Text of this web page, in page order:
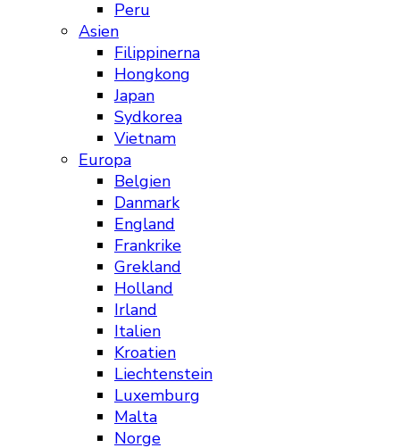
Peru
Asien
Filippinerna
Hongkong
Japan
Sydkorea
Vietnam
Europa
Belgien
Danmark
England
Frankrike
Grekland
Holland
Irland
Italien
Kroatien
Liechtenstein
Luxemburg
Malta
Norge